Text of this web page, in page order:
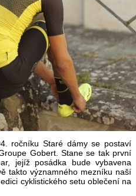
ročníku Staré dámy se postaví
Gobert. Stane se tak první
jejíž posádka bude vybavena
takto významného mezníku naší
cyklistického setu oblečení na